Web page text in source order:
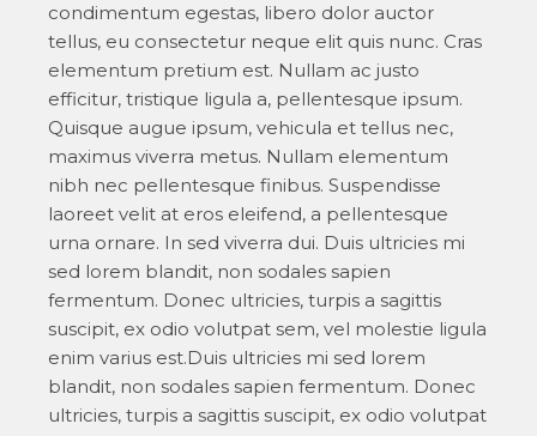
condimentum egestas, libero dolor auctor
tellus, eu consectetur neque elit quis nunc. Cras
elementum pretium est. Nullam ac justo
efficitur, tristique ligula a, pellentesque ipsum.
Quisque augue ipsum, vehicula et tellus nec,
maximus viverra metus. Nullam elementum
nibh nec pellentesque finibus. Suspendisse
laoreet velit at eros eleifend, a pellentesque
urna ornare. In sed viverra dui. Duis ultricies mi
sed lorem blandit, non sodales sapien
fermentum. Donec ultricies, turpis a sagittis
suscipit, ex odio volutpat sem, vel molestie ligula
enim varius est.Duis ultricies mi sed lorem
blandit, non sodales sapien fermentum. Donec
ultricies, turpis a sagittis suscipit, ex odio volutpat